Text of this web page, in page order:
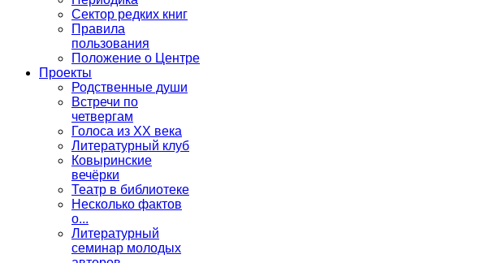
Сектор редких книг
Правила
пользования
Положение о Центре
Проекты
Родственные души
Встречи по
четвергам
Голоса из ХХ века
Литературный клуб
Ковыринские
вечёрки
Театр в библиотеке
Несколько фактов
о...
Литературный
семинар молодых